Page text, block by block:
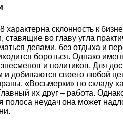
склонность к
во главу угла
делами, без отдыха и
бороться. Однако
и политиков. Для
и добиваются своего любой
«Восьмерки» по складу
их друг – работа.
полоса неудач она может